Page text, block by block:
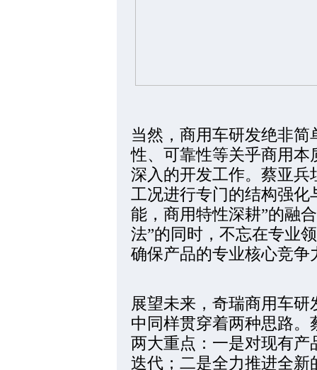
当然，商用车研发绝非简
性、可靠性等关乎商用
深入的开发工作。蔡亚
工况进行专门的结构强化
能，商用特性深耕”的融
法”的同时，不忘在专业
确保产品的专业核心竞争
展望未来，奇瑞商用车
中同样贯穿着两种思路。
两大重点：一是对现有
迭代；二是全力推进全新